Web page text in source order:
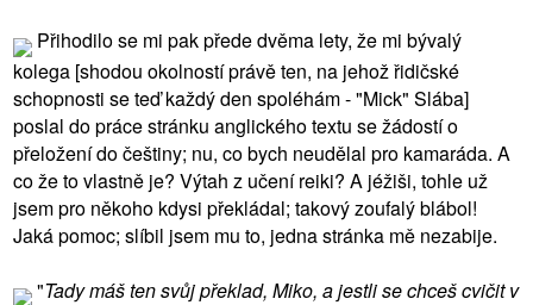
Přihodilo se mi pak přede dvěma lety, že mi bývalý
kolega [shodou okolností právě ten, na jehož řidičské
schopnosti se teď každý den spoléhám - "Mick" Slába]
poslal do práce stránku anglického textu se žádostí o
přeložení do češtiny; nu, co bych neudělal pro kamaráda. A
co že to vlastně je? Výtah z učení reiki? A jéžiši, tohle už
jsem pro někoho kdysi překládal; takový zoufalý blábol!
Jaká pomoc; slíbil jsem mu to, jedna stránka mě nezabije.
"Tady máš ten svůj překlad, Miko, a jestli se chceš cvičit v